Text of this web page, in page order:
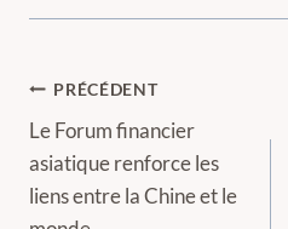
Navigation
de
l’article
PRÉCÉDENT
Le Forum financier
asiatique renforce les
liens entre la Chine et le